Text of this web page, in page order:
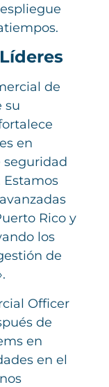
de
su
en
seguridad
Rico y
los
de
Officer
de
en
en el